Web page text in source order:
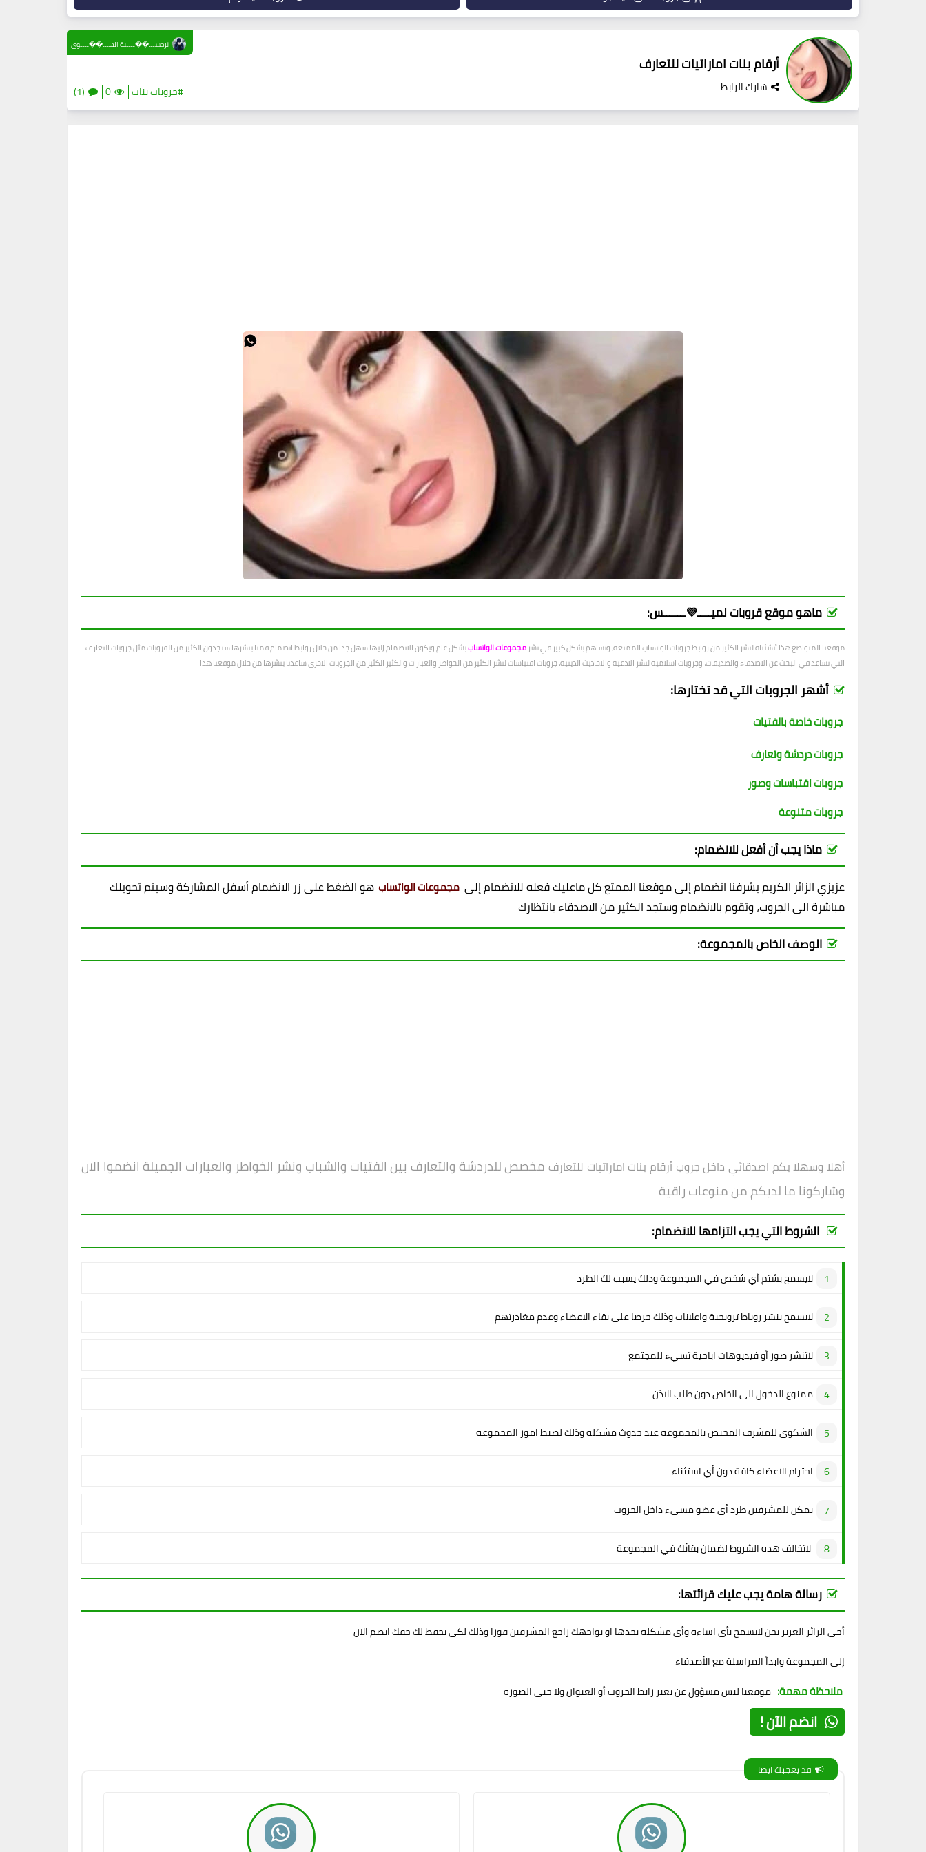
أرقام بنات اماراتيات للتعارف
شارك الرابط #جروبات بنات 0
(1)
نرجســـ��ــــية الهـــ��ــــوى
ماهو موقع قروبات لميـــــ💜ــــــــس:
موقعنا المتواضع هذا أنشئناه لنشر الكثير من روابط جروبات الواتساب الممتعة، ونساهم بشكل كبير في نشر مجموعات الواتساببشكل عام ويكون الانضمام إليها سهل جدا من خلال روابط انضمام قمنا بنشرها ستجدون الكثير من القروبات مثل جروبات التعارف
التي تساعد في البحث عن الاصدقاء والصديقات، وجروبات اسلامية لنشر الادعية والاحاديث الدينية، جروبات اقتباسات لنشر الكثير من الخواطر والعبارات والكثير الكثير من الجروبات الاخرى ساعدنا بنشرها من خلال موقعنا هذا
أشهر الجروبات التي قد تختارها:
جروبات خاصة بالفتيات
جروبات دردشة وتعارف
جروبات اقتباسات وصور
جروبات متنوعة
ماذا يجب أن أفعل للانضمام:
عزيزي الزائر الكريم يشرفنا انضمام إلى موقعنا الممتع كل ماعليك فعله للانضمام إلى مجموعات الواتساب هو الضغط على زر الانضمام أسفل المشاركة وسيتم تحويلك
مباشرة الى الجروب، وتقوم بالانضمام وستجد الكثير من الاصدقاء بانتظارك
الوصف الخاص بالمجموعة:
أهلا وسهلا بكم اصدقائي داخلجروب أرقام بنات اماراتيات للتعارف مخصص للدردشة والتعارف بين الفتيات والشباب ونشر الخواطر والعبارات الجميلة انضموا الان
وشاركونا ما لديكم من منوعات راقية
الشروط التي يجب التزامها للانضمام:
لايسمح بشتم أي شخص في المجموعة وذلك يسبب لك الطرد
لايسمح بنشر روباط ترويجية واعلانات وذلك حرصا على بقاء الاعضاء وعدم مغادرتهم
لاتنشر صور أو فيديوهات اباحية تسيء للمجتمع
ممنوع الدخول الى الخاص دون طلب الاذن
الشكوى للمشرف المختص بالمجموعة عند حدوث مشكلة وذلك لضبط امور المجموعة
احترام الاعضاء كافة دون أي استثناء
يمكن للمشرفين طرد أي عضو مسيء داخل الجروب
لاتخالف هذه الشروط لضمان بقائك في المجموعة
رسالة هامة يجب عليك قرائتها:
أخي الزائر العزيز نحن لانسمح بأي اساءة وأي مشكلة تجدها او تواجهك راجع المشرفين فورا وذلك لكي نحفظ لك حقك انضم الان
إلى المجموعة وابدأ المراسلة مع الأصدقاء
ملاحظة مهمة: موقعنا ليس مسؤول عن تغير رابط الجروب أو العنوان ولا حتى الصورة
انضم الآن !
قد يعجبك ايضا